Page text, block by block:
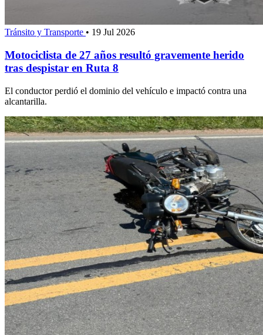
Tránsito y Transporte • 19 Jul 2026
Motociclista de 27 años resultó gravemente herido
tras despistar en Ruta 8
El conductor perdió el dominio del vehículo e impactó contra una
alcantarilla.